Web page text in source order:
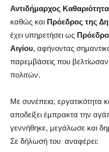
Αντιδήµαρχος
καθώς και Πρόεδρος της
έχει υπηρετήσει ως
Αιγίου, αφήνοντας
παρεµβάσεις που βελτίωσαν
πολιτών.
Με συνέπεια, εργατικότητα
αποδείξει έµπρακτα την
γεννήθηκε, µεγάλωσε και
Σε δήλωσή του αναφέρει: